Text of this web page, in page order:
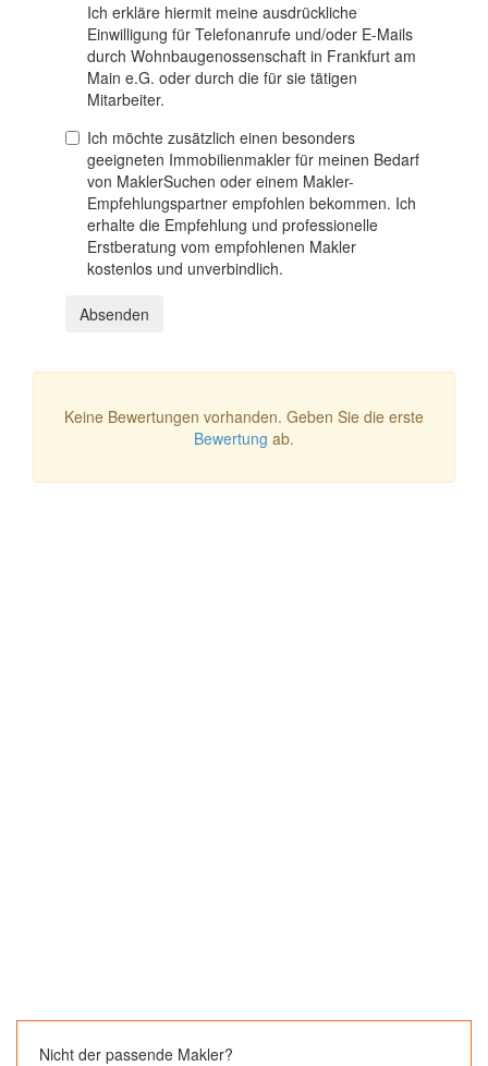
Ich erkläre hiermit meine ausdrückliche
Einwilligung für Telefonanrufe und/oder E-Mails
durch Wohnbaugenossenschaft in Frankfurt am
Main e.G. oder durch die für sie tätigen
Mitarbeiter.
Ich möchte zusätzlich einen besonders
geeigneten Immobilienmakler für meinen Bedarf
von MaklerSuchen oder einem Makler-
Empfehlungspartner empfohlen bekommen. Ich
erhalte die Empfehlung und professionelle
Erstberatung vom empfohlenen Makler
kostenlos und unverbindlich.
Absenden
Keine Bewertungen vorhanden. Geben Sie die erste
Bewertung ab.
Nicht der passende Makler?